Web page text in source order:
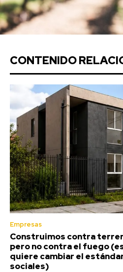
CONTENIDO
Empresas
Construimos contra
pero no contra el fuego
quiere cambiar el
sociales)